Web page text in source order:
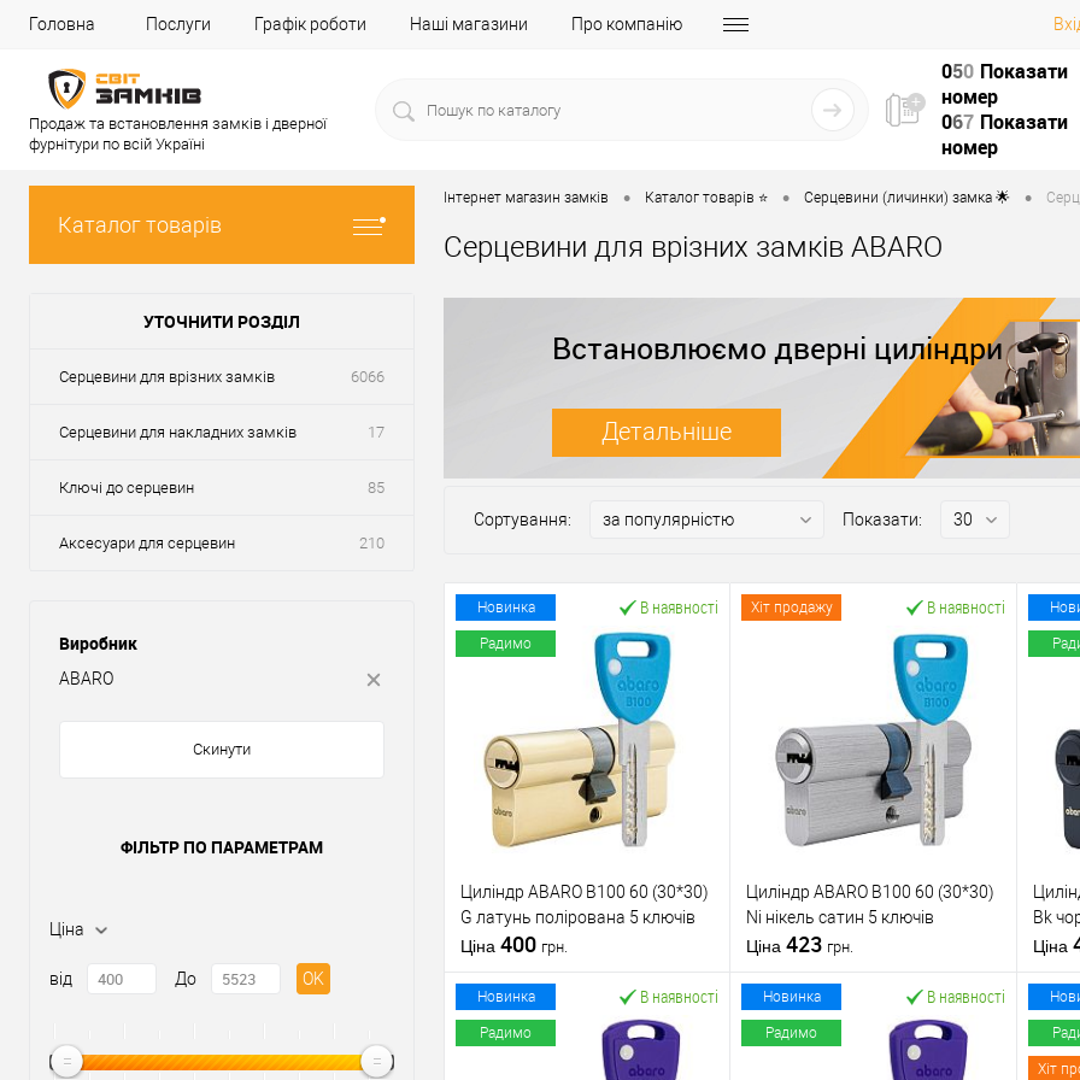
Головна Послуги Графік роботи Наші магазини Про компанію
Продаж та встановлення замків і дверної
фурнітури по всій Україні
050 Показати
номер
067 Показати
номер
Каталог товарів
УТОЧНИТИ РОЗДІЛ
Серцевини для врізних замків 6066
Серцевини для накладних замків 17
Ключі до серцевин 85
Аксесуари для серцевин 210
Виробник
ABARO
Скинути
ФІЛЬТР ПО ПАРАМЕТРАМ
Ціна
від До OK
Інтернет магазин замків • Каталог товарів ⭐ • Серцевини (личинки) замка 🌟 •
Серцевини для врізних замків ABARO
Встановлюємо дверні циліндри
Детальніше
Сортування: Показати:
Новинка
Радимо
В наявності
Циліндр ABARO B100 60 (30*30)
G латунь полірована 5 ключів
Ціна 400 грн.
У кошик
Хіт продажу В наявності
Циліндр ABARO B100 60 (30*30)
Ni нікель сатин 5 ключів
Ціна 423 грн.
У кошик
Bk
Ціна
Новинка
Радимо
В наявності Новинка
Радимо
В наявності
Хіт